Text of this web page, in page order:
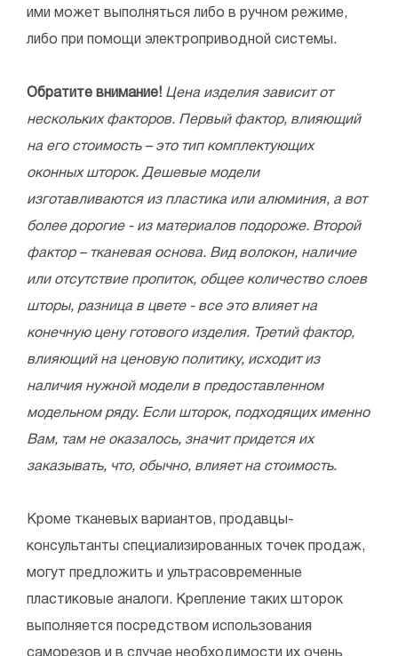
ими может выполняться либо в ручном режиме,
либо при помощи электроприводной системы.
Обратите внимание! Цена изделия зависит от
нескольких факторов. Первый фактор, влияющий
на его стоимость – это тип комплектующих
оконных шторок. Дешевые модели
изготавливаются из пластика или алюминия, а вот
более дорогие - из материалов подороже. Второй
фактор – тканевая основа. Вид волокон, наличие
или отсутствие пропиток, общее количество слоев
шторы, разница в цвете - все это влияет на
конечную цену готового изделия. Третий фактор,
влияющий на ценовую политику, исходит из
наличия нужной модели в предоставленном
модельном ряду. Если шторок, подходящих именно
Вам, там не оказалось, значит придется их
заказывать, что, обычно, влияет на стоимость.
Кроме тканевых вариантов, продавцы-
консультанты специализированных точек продаж,
могут предложить и ультрасовременные
пластиковые аналоги. Крепление таких шторок
выполняется посредством использования
саморезов и в случае необходимости их очень